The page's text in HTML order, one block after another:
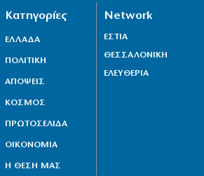
Κατηγορίες
ΕΛΛΑΔΑ
ΠΟΛΙΤΙΚΗ
ΑΠΟΨΕΙΣ
ΚΟΣΜΟΣ
ΠΡΩΤΟΣΕΛΙΔΑ
ΟΙΚΟΝΟΜΙΑ
Η ΘΕΣΗ ΜΑΣ
Network
ΕΣΤΙΑ
ΘΕΣΣΑΛΟΝΙΚΗ
ΕΛΕΥΘΕΡΙΑ